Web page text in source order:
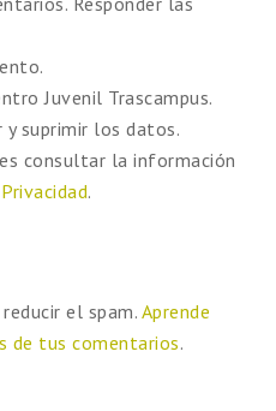
Juvenil Trascampus.
y suprimir los datos.
consultar la información
.
el spam. Aprende
de tus comentarios.